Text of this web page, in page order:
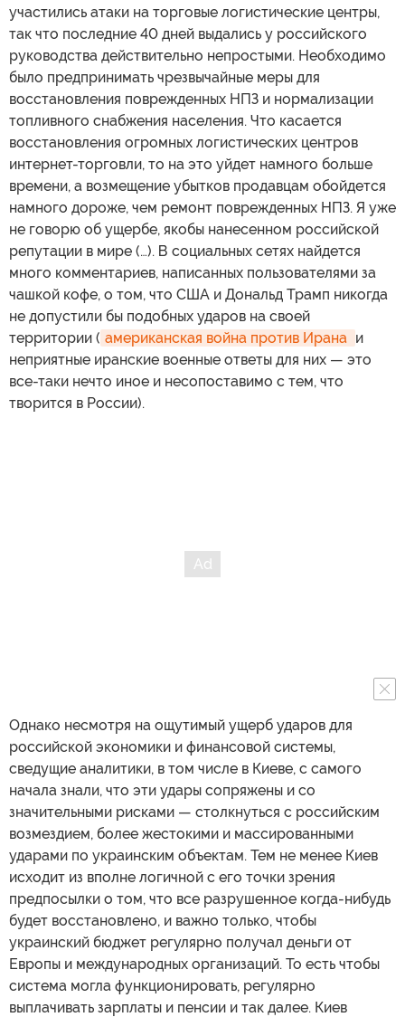
участились атаки на торговые логистические центры,
так что последние 40 дней выдались у российского
руководства действительно непростыми. Необходимо
было предпринимать чрезвычайные меры для
восстановления поврежденных НПЗ и нормализации
топливного снабжения населения. Что касается
восстановления огромных логистических центров
интернет-торговли, то на это уйдет намного больше
времени, а возмещение убытков продавцам обойдется
намного дороже, чем ремонт поврежденных НПЗ. Я уже
не говорю об ущербе, якобы нанесенном российской
репутации в мире (…). В социальных сетях найдется
много комментариев, написанных пользователями за
чашкой кофе, о том, что США и Дональд Трамп никогда
не допустили бы подобных ударов на своей
территории ( американская война против Ирана и
неприятные иранские военные ответы для них — это
все-таки нечто иное и несопоставимо с тем, что
творится в России).
Однако несмотря на ощутимый ущерб ударов для
российской экономики и финансовой системы,
сведущие аналитики, в том числе в Киеве, с самого
начала знали, что эти удары сопряжены и со
значительными рисками — столкнуться с российским
возмездием, более жестокими и массированными
ударами по украинским объектам. Тем не менее Киев
исходит из вполне логичной с его точки зрения
предпосылки о том, что все разрушенное когда-нибудь
будет восстановлено, и важно только, чтобы
украинский бюджет регулярно получал деньги от
Европы и международных организаций. То есть чтобы
система могла функционировать, регулярно
выплачивать зарплаты и пенсии и так далее. Киев